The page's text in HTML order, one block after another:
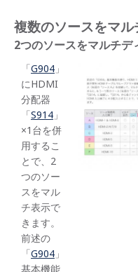
複数のソースをマ
2つのソースをマルチデ
「G904 」
にHDMI
分配器
「S914 」
×1台を併
用するこ
とで、2
つのソー
スをマル
チ表示で
きます。
前述の
「G904 」
基本機能